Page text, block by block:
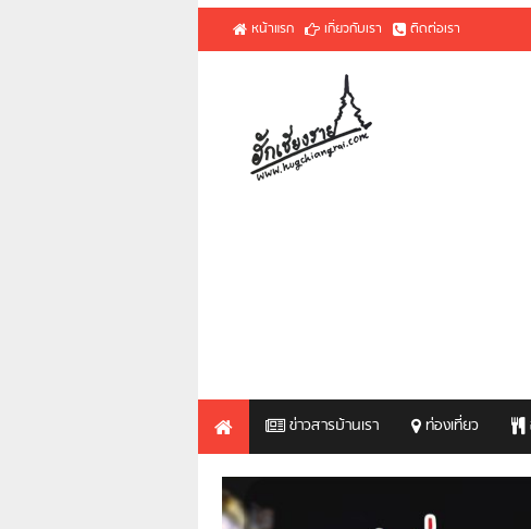
หน้าแรก เกี่ยวกับเรา ติดต่อเรา
ข่าวสารบ้านเรา ท่องเที่ยว